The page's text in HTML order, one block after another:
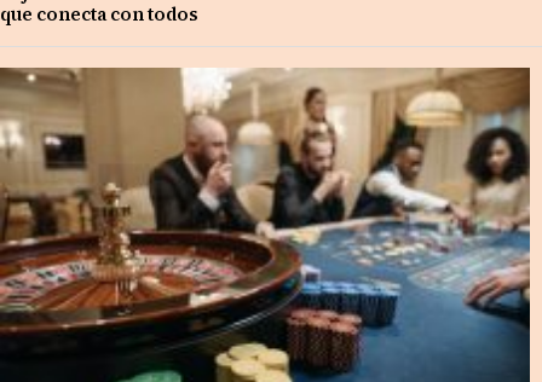
que conecta con todos